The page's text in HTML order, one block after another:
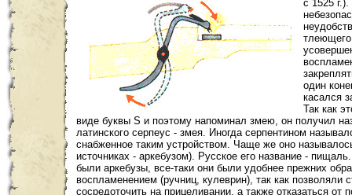
с 1525 г.).
тлеющего
один
касался
Так как
виде буквы S и поэтому напоминал змею, он получил
латинского серпеус - змея. Иногда серпентином
снабженное таким устройством. Чаще же оно
источниках - аркебузом). Русское его название -
были аркебузы, все-таки они были удобнее прежних
воспламенением (ручниц, кулеврин), так как позволяли
сосредоточить на прицеливании, а также отказаться от